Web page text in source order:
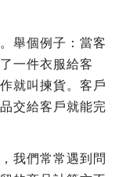
舉個例子：當客
一件衣服給客
就叫揀貨。客戶
交給客戶就能完
我們常常遇到問